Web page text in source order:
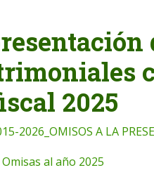
2025
2026_OMISOS A LA
al año 2025